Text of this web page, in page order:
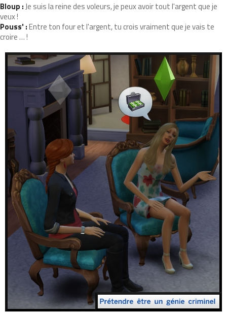
Bloup :Je suis la reine des voleurs, je peux avoir tout l'argent que je
veux !
Pouss' :Entre ton four et l'argent, tu crois vraiment que je vais te
croire … !